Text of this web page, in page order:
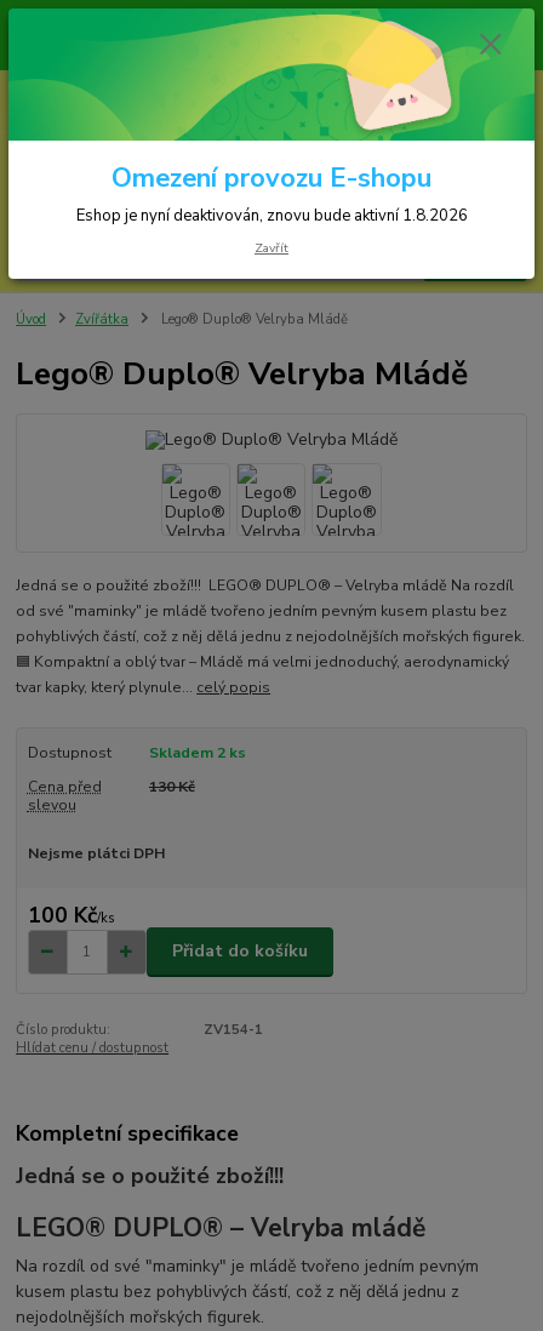
jsou odesílány v pondělí, středu a ve čtvrtek!
je nyní deaktivován, znovu bude spuštěn 1.8.2026!!!
za 0,00 Kč
Úvod Zvířátka Lego® Duplo® Velryba Mládě
Lego® Duplo® Velryba Mládě
Jedná se o použité zboží!!! LEGO® DUPLO® – Velryba mládě Na rozdíl
od své "maminky" je mládě tvořeno jedním pevným kusem plastu bez
pohyblivých částí, což z něj dělá jednu z nejodolnějších mořských figurek.
🟦 Kompaktní a oblý tvar – Mládě má velmi jednoduchý, aerodynamický
tvar kapky, který plynule... celý popis
Dostupnost
Skladem 2 ks
Cena před
slevou
130 Kč
Nejsme plátci DPH
100 Kč/ks
Přidat do košíku
Číslo produktu:
ZV154-1
Hlídat cenu / dostupnost
Kompletní specifikace
Jedná se o použité zboží!!!
LEGO® DUPLO® – Velryba mládě
Na rozdíl od své "maminky" je mládě tvořeno jedním pevným
kusem plastu bez pohyblivých částí, což z něj dělá jednu z
nejodolnějších mořských figurek.
Omezení provozu E-shopu
Eshop je nyní deaktivován, znovu bude aktivní 1.8.2026
Zavřít